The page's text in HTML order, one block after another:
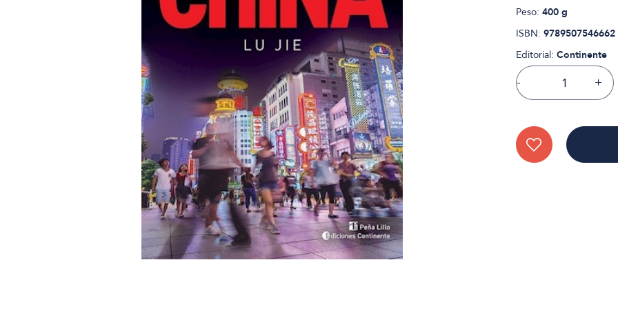
Peso: 400 g
ISBN: 9789507546662
Editorial: Continente
- +